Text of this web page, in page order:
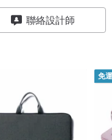
聯絡設計師
免